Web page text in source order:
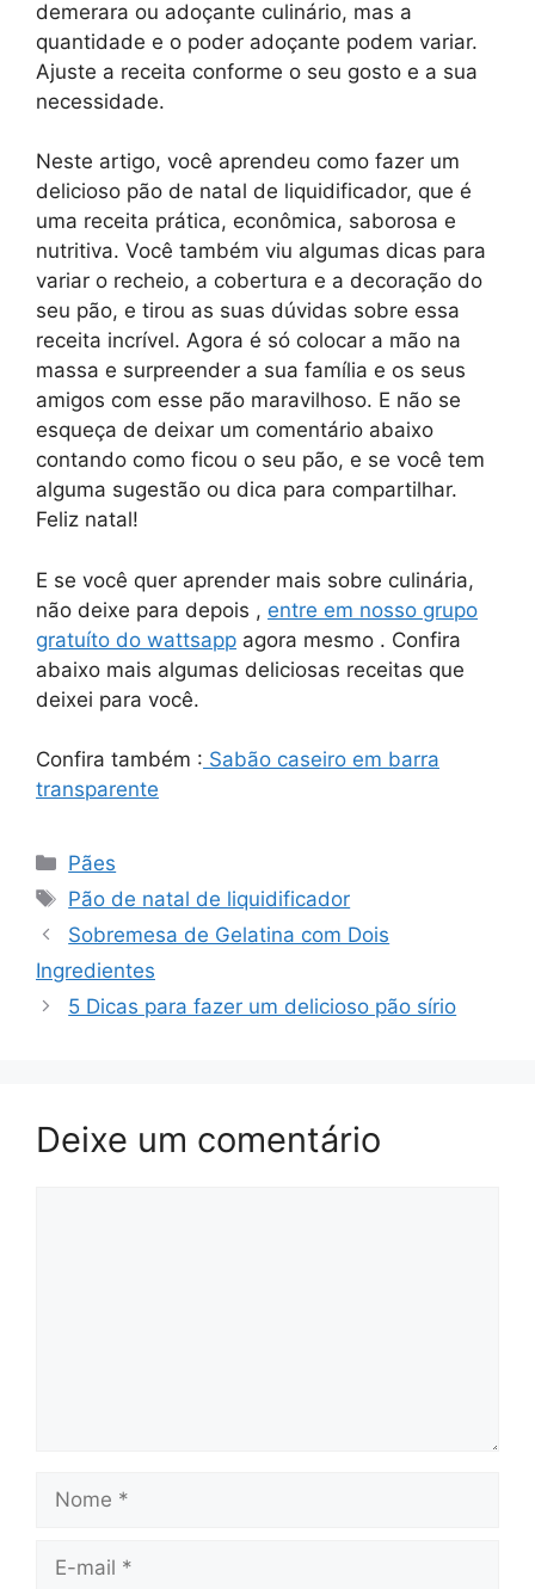
demerara ou adoçante culinário, mas a
quantidade e o poder adoçante podem variar.
Ajuste a receita conforme o seu gosto e a sua
necessidade.
Neste artigo, você aprendeu como fazer um
delicioso pão de natal de liquidificador, que é
uma receita prática, econômica, saborosa e
nutritiva. Você também viu algumas dicas para
variar o recheio, a cobertura e a decoração do
seu pão, e tirou as suas dúvidas sobre essa
receita incrível. Agora é só colocar a mão na
massa e surpreender a sua família e os seus
amigos com esse pão maravilhoso. E não se
esqueça de deixar um comentário abaixo
contando como ficou o seu pão, e se você tem
alguma sugestão ou dica para compartilhar.
Feliz natal!
E se você quer aprender mais sobre culinária,
não deixe para depois , entre em nosso grupo
gratuíto do wattsapp agora mesmo . Confira
abaixo mais algumas deliciosas receitas que
deixei para você.
Confira também : Sabão caseiro em barra
transparente
Categorias
Pães
Tags
Pão de natal de liquidificador
Sobremesa de Gelatina com Dois
Ingredientes
5 Dicas para fazer um delicioso pão sírio
Deixe um comentário
Nome